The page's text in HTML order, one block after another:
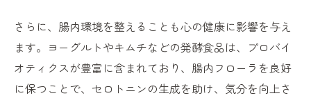
さらに、腸内環境を整えることも心の健康に影響を与え
ます。ヨーグルトやキムチなどの発酵食品は、プロバイ
オティクスが豊富に含まれており、腸内フローラを良好
に保つことで、セロトニンの生成を助け、気分を向上さ